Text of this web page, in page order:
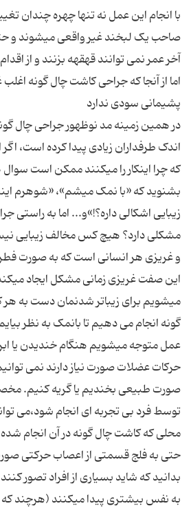
با انجام این عمل نه تنها چهره چندان
صاحب یک لبخند غیر واقعی میشوند و
آخر عمر نمی توانند قهقهه بزنند و از
اما از آنجا که جراحی کاشت چال گونه
در همین زمینه مد نوظهور جراحی چال
اندک طرفداران زیادی پیدا کرده است،
که چرا اینکار را میکنند ممکن است سوال
بشنوید که «با نمک میشم»، «شوهرم
زیبایی اشکالی داره؟!»و... اما به راستی
مشکلی دارد؟ هیچ کس مخالف زیبایی
و غریزی هر انسانی است که به صورت
این صفت غریزی زمانی مشکل ایجاد
میشویم برای زیباتر شدنمان دست به هر
گونه انجام می دهیم تا بانمک به نظر بیایم
عمل متوجه میشویم هنگام خندیدن یا
حرکات عضلات صورت نیاز دارند نمی
صورت طبیعی بخندیم یا گریه کنیم.
توسط فرد بی تجربه ای انجام شود،می
محلی که کاشت چال گونه در آن انجام
حتی به فلج قسمتی از اعصاب حرکتی
بدانید که شاید بسیاری از افراد تصور
به نفس بیشتری پیدا میکنند (هرچند